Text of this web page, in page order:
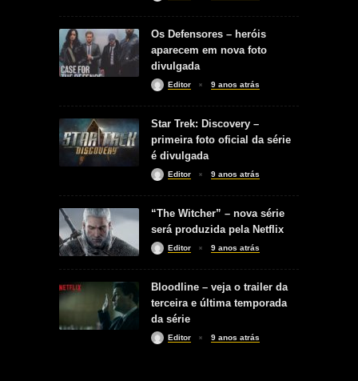
Os Defensores – heróis
aparecem em nova foto
divulgada
Editor 9 anos atrás
Star Trek: Discovery –
primeira foto oficial da série
é divulgada
Editor 9 anos atrás
“The Witcher” – nova série
será produzida pela Netflix
Editor 9 anos atrás
Bloodline – veja o trailer da
terceira e última temporada
da série
Editor 9 anos atrás